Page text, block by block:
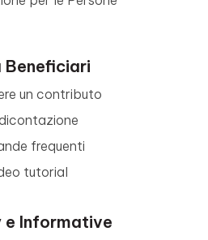
Beneficiari
un contributo
frequenti
tutorial
e Informative